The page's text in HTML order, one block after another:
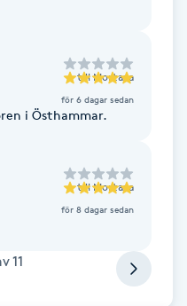
till Mortaza
för 6 dagar sedan
i Östhammar.
till Mortaza
för 8 dagar sedan
11